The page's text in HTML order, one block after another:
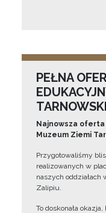
PEŁNA
Najnowsza
Muzeum Ziemi
Przygotowaliśmy
realizowanych w
naszych oddziałach
Zalipiu.
To doskonała